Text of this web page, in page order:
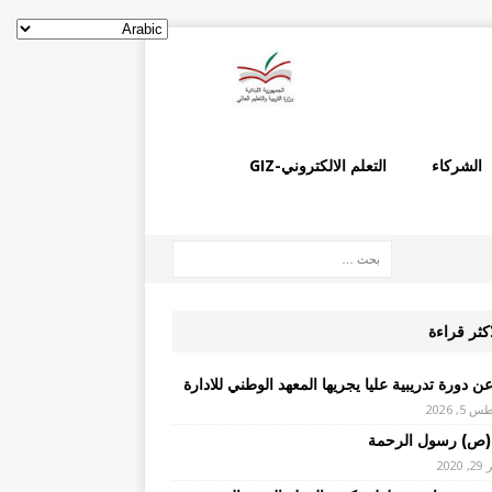
الشركاء التعلم الالكتروني-GIZ
قراءة
دورة تدريبية عليا يجريها المعهد الوطني للادارة
2026
رسول الرحمة